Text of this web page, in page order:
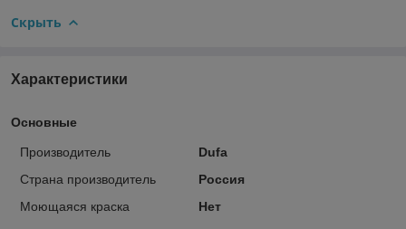
Скрыть
Характеристики
Основные
Производитель
Dufa
Страна производитель
Россия
Моющаяся краска
Нет